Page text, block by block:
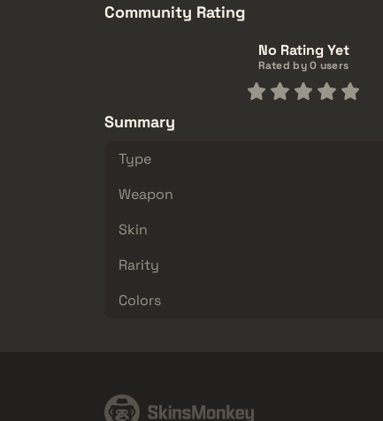
Community Rating
No Rating Yet
Rated by 0 users
Summary
Type
Weapon
Skin
Rarity
Colors